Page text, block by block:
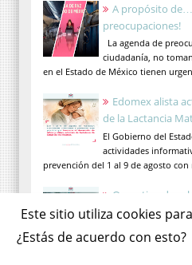
Este sitio utiliza cookies
¿Estás de acuerdo con esto?
A propósito de…
preocupaciones!
La agenda de
ciudadanía, no
en el Estado de México tienen
Edomex alista
de la Lactancia
El Gobierno del
actividades
prevención del 1 al 9 de agosto con
Operativo de
queretanos en
El Gobierno del
operativo de